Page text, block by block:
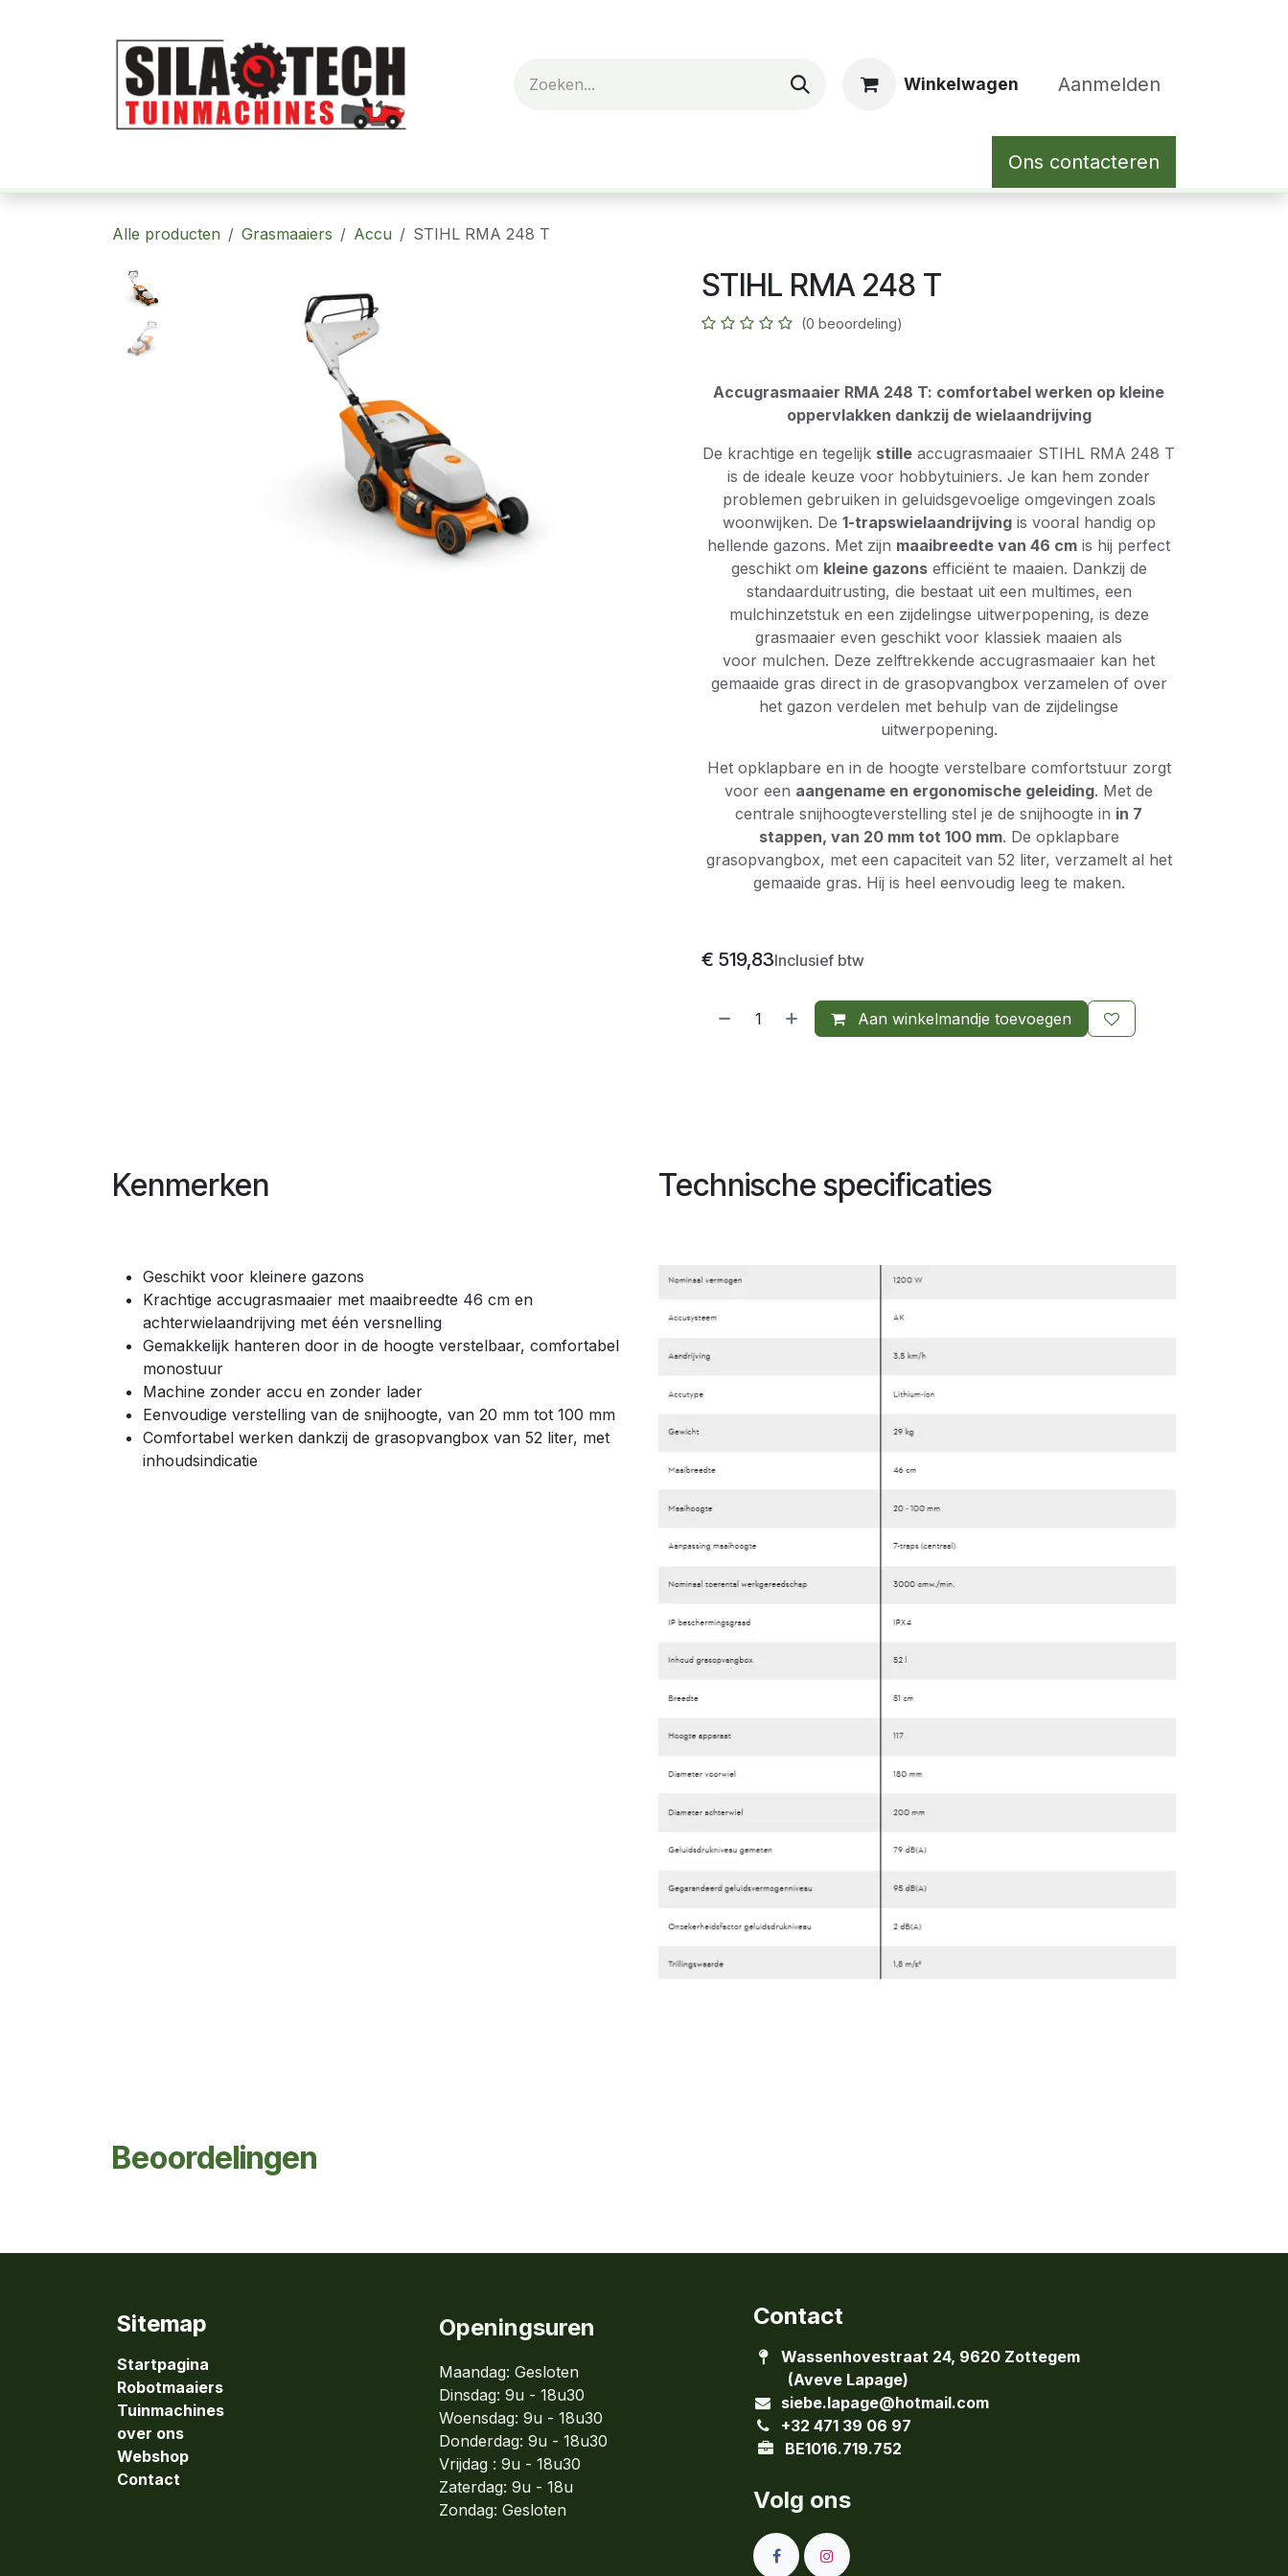
Winkelwagen Aanmelden
Ons contacteren
Alle producten Grasmaaiers Accu STIHL RMA 248 T
STIHL RMA 248 T
(0 beoordeling)
Accugrasmaaier RMA 248 T: comfortabel werken op kleine
oppervlakken dankzij de wielaandrijving
De krachtige en tegelijk stille accugrasmaaier STIHL RMA 248 T
is de ideale keuze voor hobbytuiniers. Je kan hem zonder
problemen gebruiken in geluidsgevoelige omgevingen zoals
woonwijken. De 1-trapswielaandrijvingis vooral handig op
hellende gazons. Met zijn maaibreedte van 46 cm is hij perfect
geschikt om kleine gazonsefficiënt te maaien. Dankzij de
standaarduitrusting, die bestaat uit een multimes, een
mulchinzetstuk en een zijdelingse uitwerpopening, is deze
grasmaaier even geschikt voor klassiek maaien als
voor mulchen. Deze zelftrekkende accugrasmaaier kan het
gemaaide gras direct in de grasopvangbox verzamelen of over
het gazon verdelen met behulp van de zijdelingse
uitwerpopening.
Het opklapbare en in de hoogte verstelbare comfortstuur zorgt
voor een aangename en ergonomische geleiding. Met de
centrale snijhoogteverstelling stel je de snijhoogte in in 7
stappen, van 20 mm tot 100 mm. De opklapbare
grasopvangbox, met een capaciteit van 52 liter, verzamelt al het
gemaaide gras. Hij is heel eenvoudig leeg te maken.
€ 519,83Inclusief btw
Aan winkelmandje toevoegen
Kenmerken
Geschikt voor kleinere gazons
Krachtige accugrasmaaier met maaibreedte 46 cm en
achterwielaandrijving met één versnelling
Gemakkelijk hanteren door in de hoogte verstelbaar, comfortabel
monostuur
Machine zonder accu en zonder lader
Eenvoudige verstelling van de snijhoogte, van 20 mm tot 100 mm
Comfortabel werken dankzij de grasopvangbox van 52 liter, met
inhoudsindicatie
Technische specificaties
Beoordelingen
Sitemap
Startpagina
Robotmaaiers
Tuinmachines
over ons
Webshop
Contact
Contact
Wassenhovestraat 24, 9620 Zottegem
(Aveve Lapage)
siebe.lapage@hotmail.com
+32 471 39 06 97
BE1016.719.752
Volg ons
Openingsuren
Maandag: Gesloten
Dinsdag: 9u - 18u30
Woensdag: 9u - 18u30
Donderdag: 9u - 18u30
Vrijdag : 9u - 18u30
Zaterdag: 9u - 18u
Zondag: Gesloten